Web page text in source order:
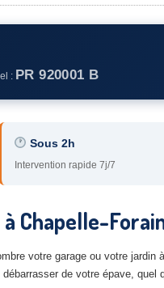
: PR 920001 B
Sous 2h
Intervention rapide 7j/7
Chapelle-
votre garage ou votre
de votre épave, quel